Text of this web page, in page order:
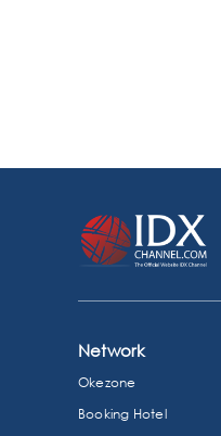
Network
Okezone
Booking Hotel